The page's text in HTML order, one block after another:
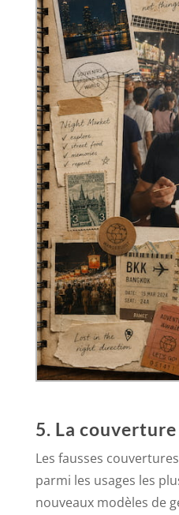
5. La
Les fausses
parmi les usages les
nouveaux modèles de